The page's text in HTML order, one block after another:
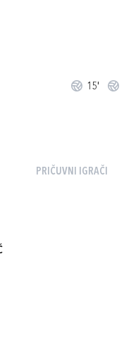
15'
PRIČUVNI IGRAČI